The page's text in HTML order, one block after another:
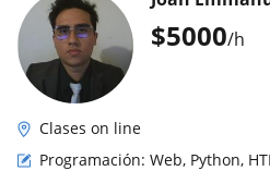
$5000/h
Clases on line
Programación: Web, Python,